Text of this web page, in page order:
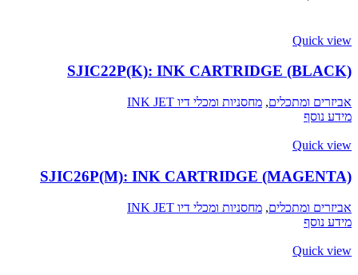
Quick view
SJIC22P(K): INK CARTRIDGE (BLACK)
אביזרים ומתכלים, מחסניות ומכלי דיו INK JET
מידע נוסף
Quick view
SJIC26P(M): INK CARTRIDGE (MAGENTA)
אביזרים ומתכלים, מחסניות ומכלי דיו INK JET
מידע נוסף
Quick view